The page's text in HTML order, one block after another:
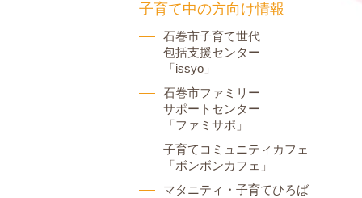
子育て中の方向け情報
石巻市子育て世代
包括支援センター
「issyo」
石巻市ファミリー
サポートセンター
「ファミサポ」
子育てコミュニティカフェ
「ボンボンカフェ」
マタニティ・子育てひろば